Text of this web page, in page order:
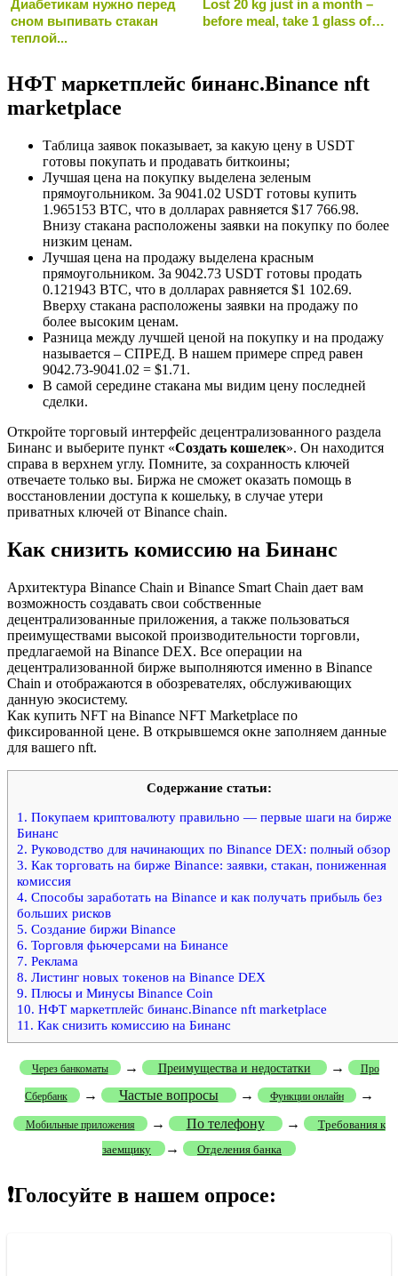
Диабетикам нужно перед
сном выпивать стакан
теплой...
Lost 20 kg just in a month –
before meal, take 1 glass of…
НФТ маркетплейс бинанс.Binance nft
marketplace
Таблица заявок показывает, за какую цену в USDT
готовы покупать и продавать биткоины;
Лучшая цена на покупку выделена зеленым
прямоугольником. За 9041.02 USDT готовы купить
1.965153 BTC, что в долларах равняется $17 766.98.
Внизу стакана расположены заявки на покупку по более
низким ценам.
Лучшая цена на продажу выделена красным
прямоугольником. За 9042.73 USDT готовы продать
0.121943 BTC, что в долларах равняется $1 102.69.
Вверху стакана расположены заявки на продажу по
более высоким ценам.
Разница между лучшей ценой на покупку и на продажу
называется – СПРЕД. В нашем примере спред равен
9042.73-9041.02 = $1.71.
В самой середине стакана мы видим цену последней
сделки.
Откройте торговый интерфейс децентрализованного раздела
Бинанс и выберите пункт «Создать кошелек». Он находится
справа в верхнем углу. Помните, за сохранность ключей
отвечаете только вы. Биржа не сможет оказать помощь в
восстановлении доступа к кошельку, в случае утери
приватных ключей от Binance chain.
Как снизить комиссию на Бинанс
Архитектура Binance Chain и Binance Smart Chain дает вам
возможность создавать свои собственные
децентрализованные приложения, а также пользоваться
преимуществами высокой производительности торговли,
предлагаемой на Binance DEX. Все операции на
децентрализованной бирже выполняются именно в Binance
Chain и отображаются в обозревателях, обслуживающих
данную экосистему.
Как купить NFT на Binance NFT Marketplace по
фиксированной цене. В открывшемся окне заполняем данные
для вашего nft.
Содержание статьи:
1. Покупаем криптовалюту правильно — первые шаги на бирже
Бинанс
2. Руководство для начинающих по Binance DEX: полный обзор
3. Как торговать на бирже Binance: заявки, стакан, пониженная
комиссия
4. Способы заработать на Binance и как получать прибыль без
больших рисков
5. Создание биржи Binance
6. Торговля фьючерсами на Бинансе
7. Реклама
8. Листинг новых токенов на Binance DEX
9. Плюсы и Минусы Binance Coin
10. НФТ маркетплейс бинанс.Binance nft marketplace
11. Как снизить комиссию на Бинанс
Через банкоматы → Преимущества и недостатки → Про
Сбербанк → Частые вопросы → Функции онлайн →
Мобильные приложения → По телефону →
Требования к
заемщику
→ Отделения банка
❗Голосуйте в нашем опросе: